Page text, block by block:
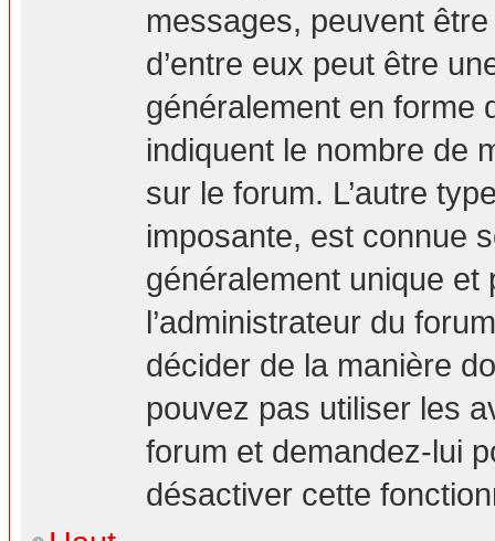
messages, peuvent être
d’entre eux peut être
généralement en forme
indiquent le nombre de
sur le forum. L’autre
imposante, est connue
généralement unique et
l’administrateur du
décider de la manière
pouvez pas utiliser les
forum et demandez-lui
désactiver cette